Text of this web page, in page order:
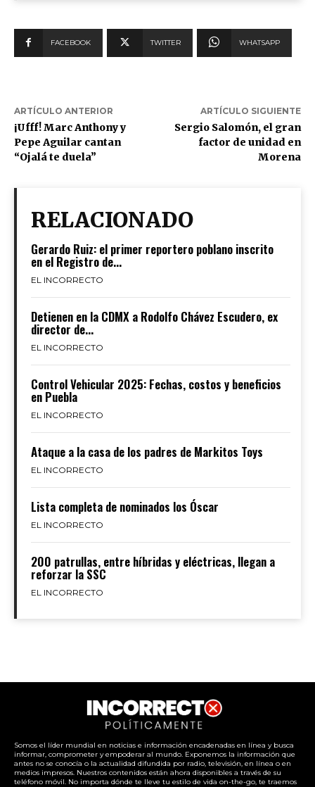
FACEBOOK TWITTER WHATSAPP
ARTÍCULO ANTERIOR
¡Ufff! Marc Anthony y
Pepe Aguilar cantan
“Ojalá te duela”
ARTÍCULO SIGUIENTE
Sergio Salomón, el gran
factor de unidad en
Morena
RELACIONADO
Gerardo Ruiz: el primer reportero poblano inscrito
en el Registro de...
EL INCORRECTO
Detienen en la CDMX a Rodolfo Chávez Escudero, ex
director de...
EL INCORRECTO
Control Vehicular 2025: Fechas, costos y beneficios
en Puebla
EL INCORRECTO
Ataque a la casa de los padres de Markitos Toys
EL INCORRECTO
Lista completa de nominados los Óscar
EL INCORRECTO
200 patrullas, entre híbridas y eléctricas, llegan a
reforzar la SSC
EL INCORRECTO
Somos el líder mundial en noticias e información encadenadas en línea y busca
informar, comprometer y empoderar al mundo. Exponemos la información que
antes no se conocía o la actualidad difundida por radio, televisión, en línea o en
medios impresos. Nuestros contenidos están ahora disponibles a través de su
teléfono móvil. No importa dónde te lleve tu estilo de vida on-the-go, te traemos